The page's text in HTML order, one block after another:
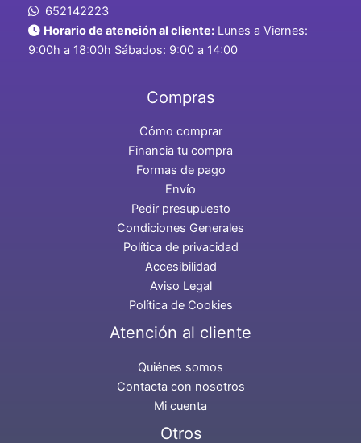
652142223
Horario de atención al cliente: Lunes a Viernes:
9:00h a 18:00h Sábados: 9:00 a 14:00
Compras
Cómo comprar
Financia tu compra
Formas de pago
Envío
Pedir presupuesto
Condiciones Generales
Política de privacidad
Accesibilidad
Aviso Legal
Política de Cookies
Atención al cliente
Quiénes somos
Contacta con nosotros
Mi cuenta
Otros